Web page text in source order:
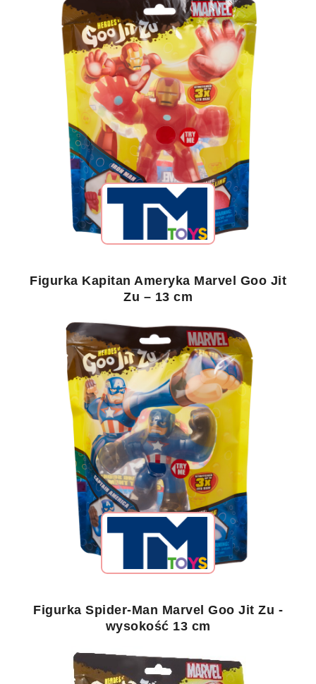
Figurka Kapitan Ameryka Marvel Goo Jit
Zu – 13 cm
Figurka Spider-Man Marvel Goo Jit Zu -
wysokość 13 cm